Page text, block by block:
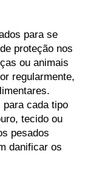
para se
proteção nos
ou animais
regularmente,
cada tipo
tecido ou
pesados
danificar os